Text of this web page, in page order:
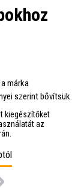
márka
szerint bővítsük.
kiegészítőket
az